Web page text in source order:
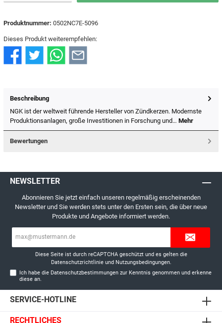
Produktnummer: 0502NC7E-5096
Dieses Produkt weiterempfehlen:
Beschreibung
NGK ist der weltweit führende Hersteller von Zündkerzen. Modernste
Produktionsanlagen, große Investitionen in Forschung und… Mehr
Bewertungen
NEWSLETTER
Abonnieren Sie jetzt einfach unseren regelmäßig erscheinenden
Newsletter und Sie werden stets unter den Ersten sein, die über neue
Produkte und Angebote informiert werden.
Diese Seite ist durch reCAPTCHA geschützt und es gelten die
Datenschutzrichtlinieund Nutzungsbedingungen.
Ich habe die Datenschutzbestimmungen zur Kenntnis genommen und erkenne
diese an.
SERVICE-HOTLINE
RECHTLICHES